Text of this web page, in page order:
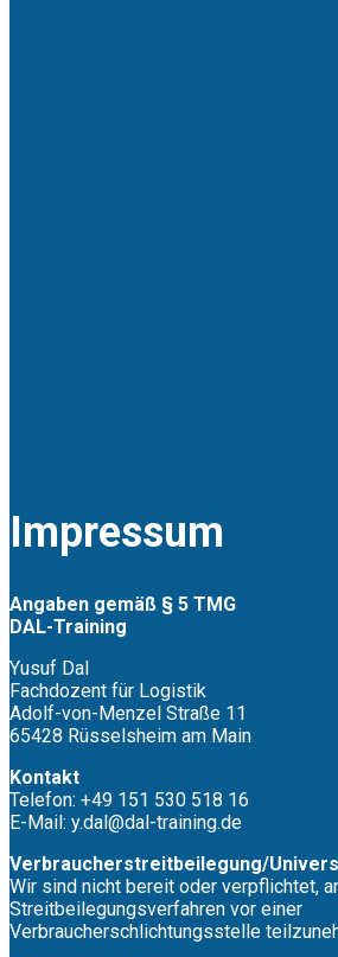
Impressum
Angaben gemäß § 5 TMG
DAL-Training
Yusuf Dal
Fachdozent für Logistik
Adolf-von-Menzel Straße 11
65428 Rüsselsheim am Main
Kontakt
Telefon: +49 151 530 518 16
E-Mail: y.dal@dal-training.de
Verbraucher­streit­beilegung/
Wir sind nicht bereit oder verpflichtet,
Streitbeilegungsverfahren vor einer
Verbraucherschlichtungsstelle